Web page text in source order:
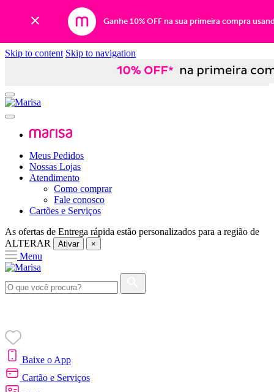
Ganhe 10% OFF na sua primeira compra
Skip to content Skip to navigation
Meus Pedidos
Nossas Lojas
Atendimento
Como comprar
Fale conosco
Cartões e Serviços
As ofertas de Entrega rápida estão personalizados para a região de
ALTERAR
Ativar ×
Menu
Baixe o App
Cartão e Serviços